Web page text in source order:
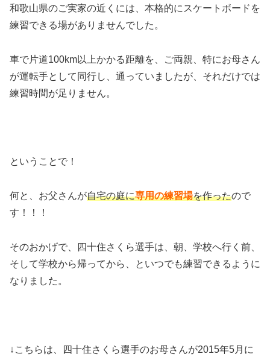
和歌山県のご実家の近くには、本格的にスケートボードを
練習できる場がありませんでした。
車で片道100km以上かかる距離を、ご両親、特にお母さん
が運転手として同行し、通っていましたが、それだけでは
練習時間が足りません。
ということで！
何と、お父さんが自宅の庭に専用の練習場を作ったので
す！！！
そのおかげで、四十住さくら選手は、朝、学校へ行く前、
そして学校から帰ってから、といつでも練習できるように
なりました。
↓こちらは、四十住さくら選手のお母さんが2015年5月に